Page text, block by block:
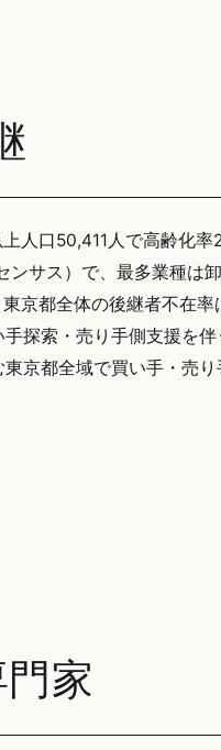
人口50,411人で高齢化
サス）で、最多業種は
京都全体の後継者不在
探索・売り手側支援を
京都全域で買い手・売
家